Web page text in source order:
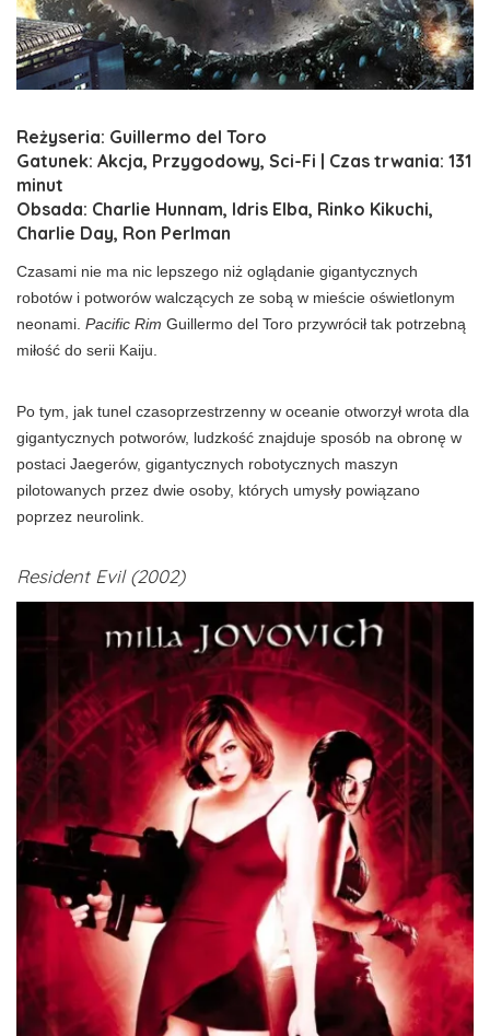
Reżyseria: Guillermo del Toro
Gatunek: Akcja, Przygodowy, Sci-Fi | Czas trwania: 131
minut
Obsada: Charlie Hunnam, Idris Elba, Rinko Kikuchi,
Charlie Day, Ron Perlman
Czasami nie ma nic lepszego niż oglądanie gigantycznych
robotów i potworów walczących ze sobą w mieście oświetlonym
neonami. Pacific Rim Guillermo del Toro przywrócił tak potrzebną
miłość do serii Kaiju.
Po tym, jak tunel czasoprzestrzenny w oceanie otworzył wrota dla
gigantycznych potworów, ludzkość znajduje sposób na obronę w
postaci Jaegerów, gigantycznych robotycznych maszyn
pilotowanych przez dwie osoby, których umysły powiązano
poprzez neurolink.
Resident Evil (2002)